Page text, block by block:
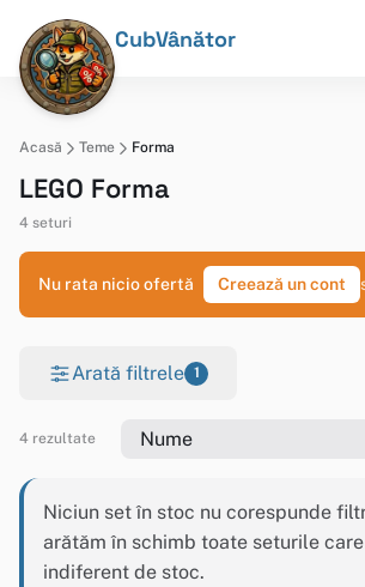
CubVânător
Acasă Teme Forma
LEGO Forma
4 seturi
Nu rata nicio ofertă Creează un cont
Arată filtrele 1
4 rezultate
Niciun set în stoc nu corespunde
arătăm în schimb toate seturile
indiferent de stoc.